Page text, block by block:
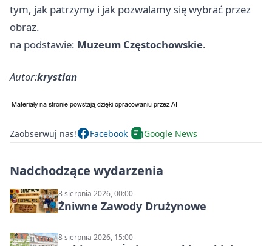
tym, jak patrzymy i jak pozwalamy się wybrać przez
obraz.
na podstawie: Muzeum Częstochowskie.
Autor:krystian
Zaobserwuj nas! Facebook Google News
Nadchodzące wydarzenia
8 sierpnia 2026, 00:00
Żniwne Zawody Drużynowe
8 sierpnia 2026, 15:00